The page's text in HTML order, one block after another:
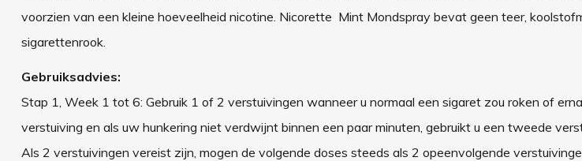
voorzien van een kleine hoeveelheid nicotine. Nicorette Mint Mondspray bevat geen teer,
sigarettenrook.
Gebruiksadvies:
Stap 1, Week 1 tot 6: Gebruik 1 of 2 verstuivingen wanneer u normaal een sigaret zou roken of
verstuiving en als uw hunkering niet verdwijnt binnen een paar minuten, gebruikt u een tweede
Als 2 verstuivingen vereist zijn, mogen de volgende doses steeds als 2 opeenvolgende